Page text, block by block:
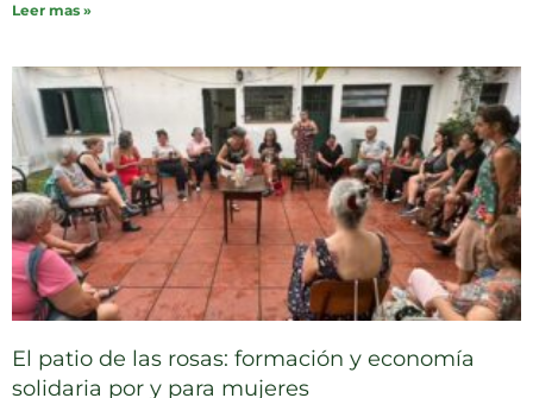
Leer mas »
El patio de las rosas: formación y economía
solidaria por y para mujeres